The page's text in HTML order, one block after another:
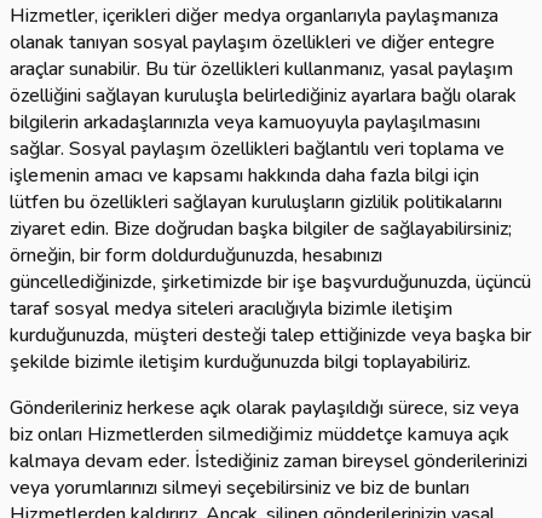
Hizmetler, içerikleri diğer medya organlarıyla paylaşmanıza
olanak tanıyan sosyal paylaşım özellikleri ve diğer entegre
araçlar sunabilir. Bu tür özellikleri kullanmanız, yasal paylaşım
özelliğini sağlayan kuruluşla belirlediğiniz ayarlara bağlı olarak
bilgilerin arkadaşlarınızla veya kamuoyuyla paylaşılmasını
sağlar. Sosyal paylaşım özellikleri bağlantılı veri toplama ve
işlemenin amacı ve kapsamı hakkında daha fazla bilgi için
lütfen bu özellikleri sağlayan kuruluşların gizlilik politikalarını
ziyaret edin. Bize doğrudan başka bilgiler de sağlayabilirsiniz;
örneğin, bir form doldurduğunuzda, hesabınızı
güncellediğinizde, şirketimizde bir işe başvurduğunuzda, üçüncü
taraf sosyal medya siteleri aracılığıyla bizimle iletişim
kurduğunuzda, müşteri desteği talep ettiğinizde veya başka bir
şekilde bizimle iletişim kurduğunuzda bilgi toplayabiliriz.
Gönderileriniz herkese açık olarak paylaşıldığı sürece, siz veya
biz onları Hizmetlerden silmediğimiz müddetçe kamuya açık
kalmaya devam eder. İstediğiniz zaman bireysel gönderilerinizi
veya yorumlarınızı silmeyi seçebilirsiniz ve biz de bunları